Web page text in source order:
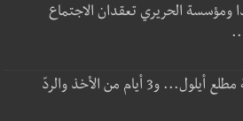
ومؤسسة الحريري تعقدان الاجتماع
جولة ثامنة مطلع أيلول... و3 أيام من الأخذ والردّ